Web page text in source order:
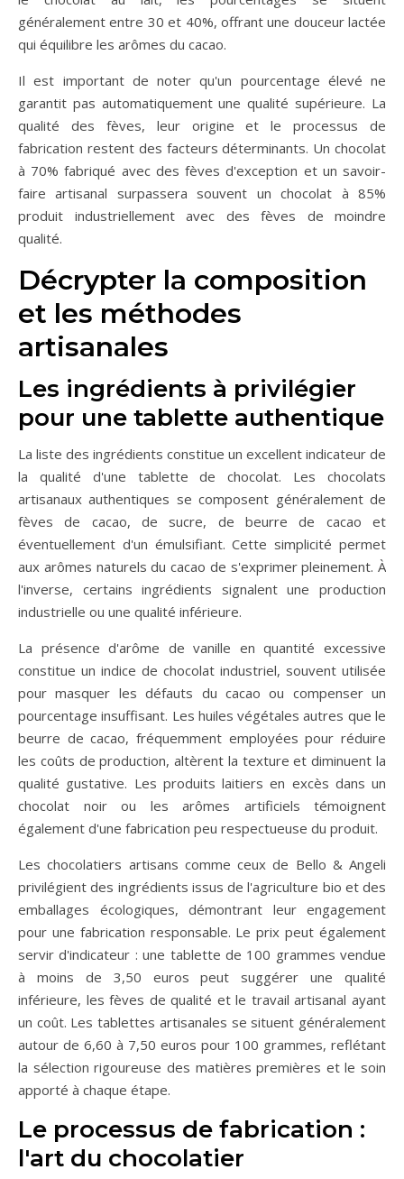
généralement entre 30 et 40%, offrant une douceur lactée
qui équilibre les arômes du cacao.
Il est important de noter qu'un pourcentage élevé ne
garantit pas automatiquement une qualité supérieure. La
qualité des fèves, leur origine et le processus de
fabrication restent des facteurs déterminants. Un chocolat
à 70% fabriqué avec des fèves d'exception et un savoir-
faire artisanal surpassera souvent un chocolat à 85%
produit industriellement avec des fèves de moindre
qualité.
Décrypter la composition
et les méthodes
artisanales
Les ingrédients à privilégier
pour une tablette authentique
La liste des ingrédients constitue un excellent indicateur de
la qualité d'une tablette de chocolat. Les chocolats
artisanaux authentiques se composent généralement de
fèves de cacao, de sucre, de beurre de cacao et
éventuellement d'un émulsifiant. Cette simplicité permet
aux arômes naturels du cacao de s'exprimer pleinement. À
l'inverse, certains ingrédients signalent une production
industrielle ou une qualité inférieure.
La présence d'arôme de vanille en quantité excessive
constitue un indice de chocolat industriel, souvent utilisée
pour masquer les défauts du cacao ou compenser un
pourcentage insuffisant. Les huiles végétales autres que le
beurre de cacao, fréquemment employées pour réduire
les coûts de production, altèrent la texture et diminuent la
qualité gustative. Les produits laitiers en excès dans un
chocolat noir ou les arômes artificiels témoignent
également d'une fabrication peu respectueuse du produit.
Les chocolatiers artisans comme ceux de Bello & Angeli
privilégient des ingrédients issus de l'agriculture bio et des
emballages écologiques, démontrant leur engagement
pour une fabrication responsable. Le prix peut également
servir d'indicateur : une tablette de 100 grammes vendue
à moins de 3,50 euros peut suggérer une qualité
inférieure, les fèves de qualité et le travail artisanal ayant
un coût. Les tablettes artisanales se situent généralement
autour de 6,60 à 7,50 euros pour 100 grammes, reflétant
la sélection rigoureuse des matières premières et le soin
apporté à chaque étape.
Le processus de fabrication :
l'art du chocolatier